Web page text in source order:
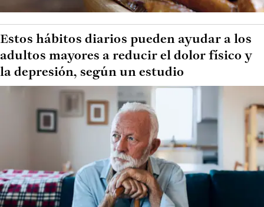
Estos hábitos diarios pueden ayudar a los
adultos mayores a reducir el dolor físico y
la depresión, según un estudio